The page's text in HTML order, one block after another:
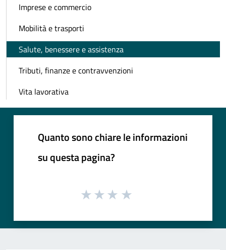
Imprese e commercio
Mobilità e trasporti
Salute, benessere e assistenza
Tributi, finanze e contravvenzioni
Vita lavorativa
Quanto sono chiare le informazioni
su questa pagina?